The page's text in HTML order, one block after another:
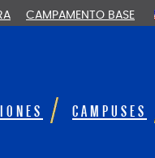
CAMPAMENTO BASE
CAMPUSES